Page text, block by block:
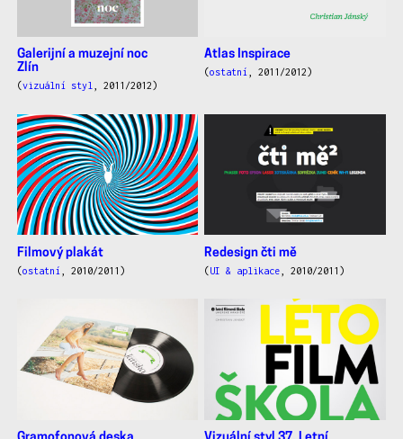
Galerijní a muzejní noc
Zlín
(vizuální styl , 2011/2012)
Atlas Inspirace
(ostatní , 2011/2012)
Filmový plakát
(ostatní , 2010/2011)
Redesign čti mě
(UI & aplikace , 2010/2011)